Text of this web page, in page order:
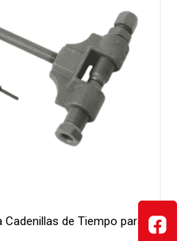
de Tiempo para